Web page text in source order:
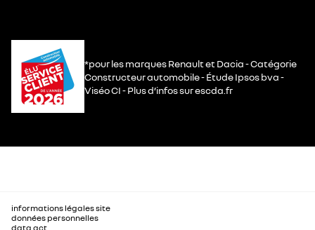
*pour les marques Renault et Dacia - Catégorie
Constructeur automobile - Étude Ipsos bva -
Viséo CI - Plus d’infos sur escda.fr
informations légales site
données personnelles
data act